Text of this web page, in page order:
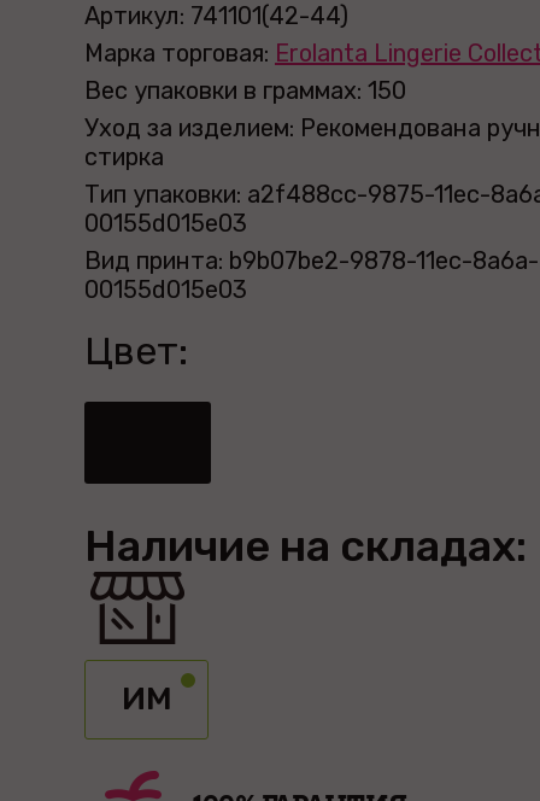
Артикул: 741101(42-44)
Марка торговая: Erolanta Lingerie
Вес упаковки в граммах: 150
Уход за изделием: Рекомендована
стирка
Тип упаковки: a2f488cc-9875-11ec-
00155d015e03
Вид принта: b9b07be2-9878-11ec-8a6a-
00155d015e03
Цвет:
Наличие на складах:
ИМ